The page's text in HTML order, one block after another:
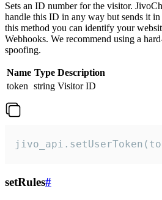
Sets an ID number for the visitor.
handle this ID in any way but sends it
this method you can identify your
Webhooks. We recommend using a
spoofing.
Name Type Description
token string Visitor ID
setRules#